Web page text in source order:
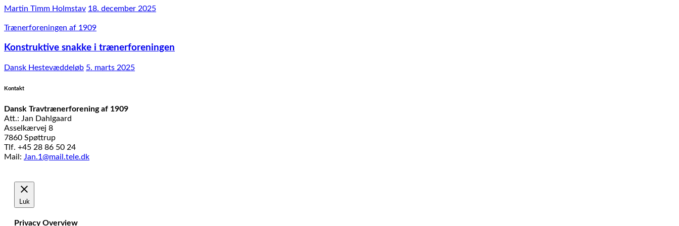
Martin Timm Holmstav 18. december 2025
Trænerforeningen af 1909
Konstruktive snakke i trænerforeningen
Dansk Hestevæddeløb 5. marts 2025
Kontakt
Dansk Travtrænerforening af 1909
Att.: Jan Dahlgaard
Asselkærvej 8
7860 Spøttrup
Tlf. +45 28 86 50 24
Mail: Jan.1@mail.tele.dk
Luk
Privacy Overview